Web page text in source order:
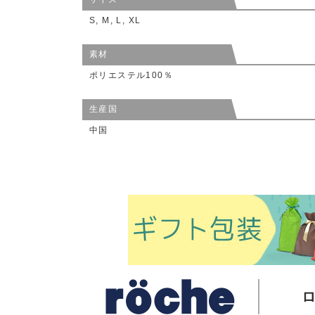
S, M, L, XL
素材
ポリエステル100％
生産国
中国